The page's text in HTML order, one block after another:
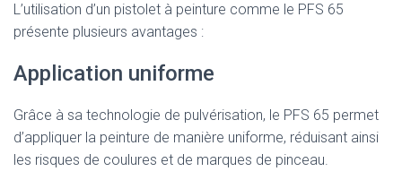
L’utilisation d’un pistolet à peinture comme le PFS 65
présente plusieurs avantages :
Application uniforme
Grâce à sa technologie de pulvérisation, le PFS 65 permet
d’appliquer la peinture de manière uniforme, réduisant ainsi
les risques de coulures et de marques de pinceau.